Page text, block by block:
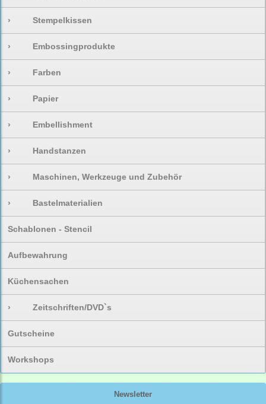
› Stempelkissen
› Embossingprodukte
› Farben
› Papier
› Embellishment
› Handstanzen
› Maschinen, Werkzeuge und Zubehör
› Bastelmaterialien
Schablonen - Stencil
Aufbewahrung
Küchensachen
› Zeitschriften/DVD`s
Gutscheine
Workshops
Newsletter